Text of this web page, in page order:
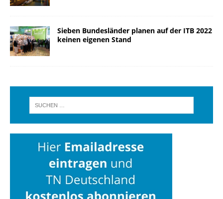
Sieben Bundesländer planen auf der ITB 2022
keinen eigenen Stand